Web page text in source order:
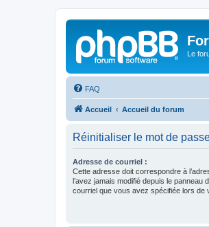
Le
FAQ
Accueil Accueil du forum
Réinitialiser le mot de
Adresse de courriel :
Cette adresse doit correspondre à
l’avez jamais modifié depuis le panneau
courriel que vous avez spécifiée lors de